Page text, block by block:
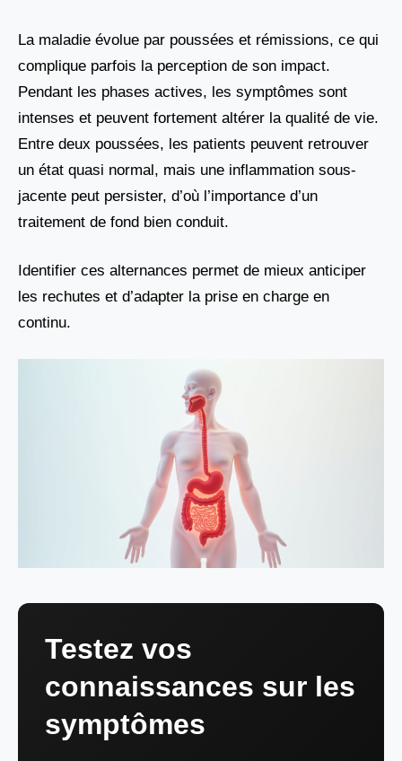
La maladie évolue par poussées et rémissions, ce qui
complique parfois la perception de son impact.
Pendant les phases actives, les symptômes sont
intenses et peuvent fortement altérer la qualité de vie.
Entre deux poussées, les patients peuvent retrouver
un état quasi normal, mais une inflammation sous-
jacente peut persister, d’où l’importance d’un
traitement de fond bien conduit.
Identifier ces alternances permet de mieux anticiper
les rechutes et d’adapter la prise en charge en
continu.
Testez vos
connaissances sur les
symptômes